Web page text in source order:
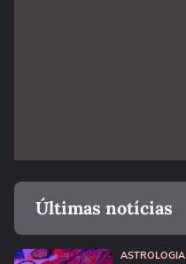
Últimas notícias
ASTROLOGIA